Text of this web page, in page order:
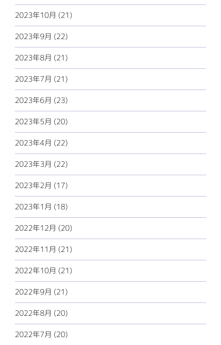
2023年10月 (21)
2023年9月 (22)
2023年8月 (21)
2023年7月 (21)
2023年6月 (23)
2023年5月 (20)
2023年4月 (22)
2023年3月 (22)
2023年2月 (17)
2023年1月 (18)
2022年12月 (20)
2022年11月 (21)
2022年10月 (21)
2022年9月 (21)
2022年8月 (20)
2022年7月 (20)